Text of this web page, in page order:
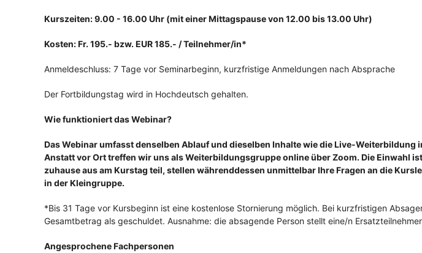
Kurszeiten: 9.00 - 16.00 Uhr (mit einer Mittagspause von 12.00 bis 13.00 Uhr)
Kosten: Fr. 195.- bzw. EUR 185.- / Teilnehmer/in*
Anmeldeschluss: 7 Tage vor Seminarbeginn, kurzfristige Anmeldungen nach Absprache
Der Fortbildungstag wird in Hochdeutsch gehalten.
Wie funktioniert das Webinar?
Das Webinar umfasst denselben Ablauf und dieselben Inhalte wie die Live-Weiterbildung
Anstatt vor Ort treffen wir uns als Weiterbildungsgruppe online über Zoom. Die Einwahl
zuhause aus am Kurstag teil, stellen währenddessen unmittelbar Ihre Fragen an die
in der Kleingruppe.
*Bis 31 Tage vor Kursbeginn ist eine kostenlose Stornierung möglich. Bei kurzfristigen
Gesamtbetrag als geschuldet. Ausnahme: die absagende Person stellt eine/n
Angesprochene Fachpersonen